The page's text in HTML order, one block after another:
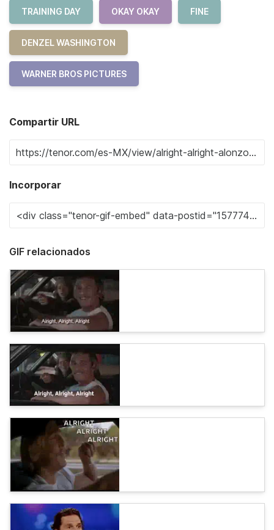
TRAINING DAY OKAY OKAY FINE
DENZEL WASHINGTON
WARNER BROS PICTURES
Compartir URL
Incorporar
GIF relacionados